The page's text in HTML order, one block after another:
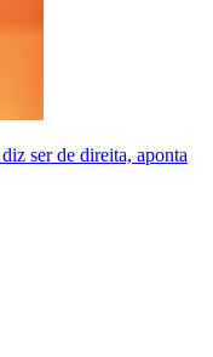
ser de direita, aponta